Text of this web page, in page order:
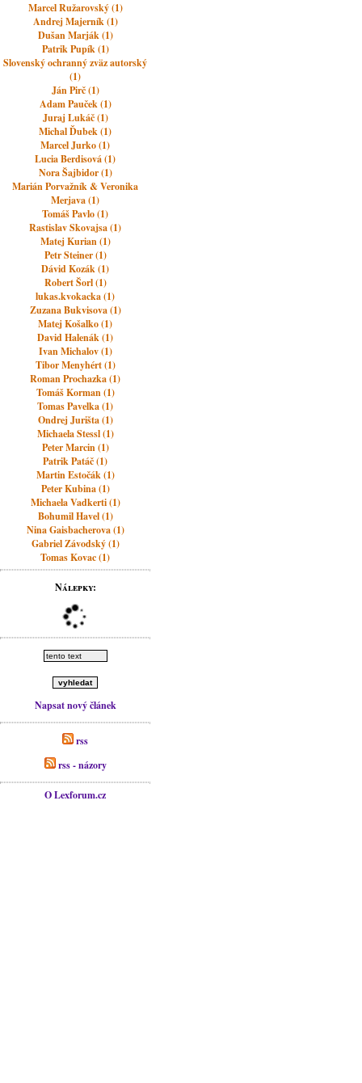
Marcel Ružarovský (1)
Andrej Majerník (1)
Dušan Marják (1)
Patrik Pupík (1)
Slovenský ochranný zväz autorský
(1)
Ján Pirč (1)
Adam Pauček (1)
Juraj Lukáč (1)
Michal Ďubek (1)
Marcel Jurko (1)
Lucia Berdisová (1)
Nora Šajbidor (1)
Marián Porvažník & Veronika
Merjava (1)
Tomáš Pavlo (1)
Rastislav Skovajsa (1)
Matej Kurian (1)
Petr Steiner (1)
Dávid Kozák (1)
Robert Šorl (1)
lukas.kvokacka (1)
Zuzana Bukvisova (1)
Matej Košalko (1)
David Halenák (1)
Ivan Michalov (1)
Tibor Menyhért (1)
Roman Prochazka (1)
Tomáš Korman (1)
Tomas Pavelka (1)
Ondrej Jurišta (1)
Michaela Stessl (1)
Peter Marcin (1)
Patrik Patáč (1)
Martin Estočák (1)
Peter Kubina (1)
Michaela Vadkerti (1)
Bohumil Havel (1)
Nina Gaisbacherova (1)
Gabriel Závodský (1)
Tomas Kovac (1)
Nálepky:
Napsat nový článek
rss
rss - názory
O Lexforum.cz